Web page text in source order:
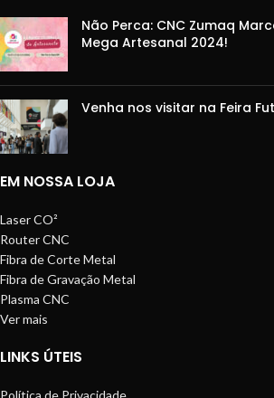
Não Perca: CNC Zumaq
Mega Artesanal 2024!
Venha nos visitar na Feira
EM NOSSA LOJA
Laser CO²
Router CNC
Fibra de Corte Metal
Fibra de Gravação Metal
Plasma CNC
Ver mais
LINKS ÚTEIS
Política de Privacidade